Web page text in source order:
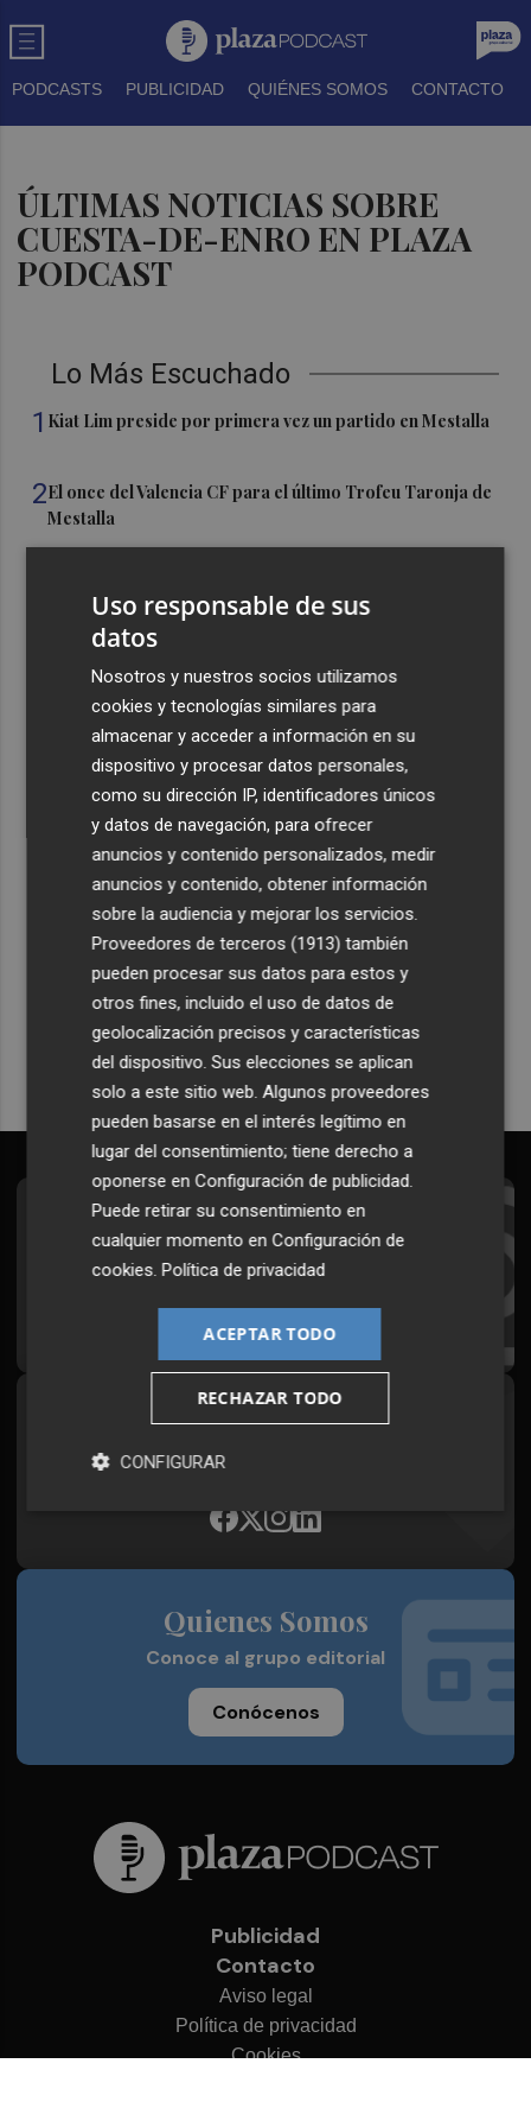
PODCASTS PUBLICIDAD QUIÉNES SOMOS CONTACTO
ÚLTIMAS NOTICIAS SOBRE
CUESTA-DE-ENRO EN PLAZA
PODCAST
Lo Más Escuchado
1 Kiat Lim preside por primera vez un partido en Mestalla
2El once del Valencia CF para el último Trofeu Taronja de
Mestalla
el día del eclipse
queremos ver en la Liga”
Ocho helicópteros, un avión y más de 100 brigadas se
movilizan en Moratalla por un incendio forestal
Recibe toda la actualidad de
Plaza Podcast en tu correo
Quiero suscribirme
Suscríbete al Boletín
Todos los días a primera hora en tu email
Síguenos en redes
Plaza Podcast, desde cualquier medio
Quienes Somos
Conoce al grupo editorial
Conócenos
Publicidad
Contacto
Aviso legal
Política de privacidad
Cookies
Uso responsable de sus
datos
Nosotros y nuestros socios utilizamos
cookies y tecnologías similares para
almacenar y acceder a información en su
dispositivo y procesar datos personales,
como su dirección IP, identificadores únicos
y datos de navegación, para ofrecer
anuncios y contenido personalizados, medir
anuncios y contenido, obtener información
sobre la audiencia y mejorar los servicios.
Proveedores de terceros (1913) también
pueden procesar sus datos para estos y
otros fines, incluido el uso de datos de
geolocalización precisos y características
del dispositivo. Sus elecciones se aplican
solo a este sitio web. Algunos proveedores
pueden basarse en el interés legítimo en
lugar del consentimiento; tiene derecho a
oponerse enConfiguración de publicidad.
Puede retirar su consentimiento en
cualquier momento enConfiguración de
cookies.Política de privacidad
ACEPTAR TODO
RECHAZAR TODO
CONFIGURAR